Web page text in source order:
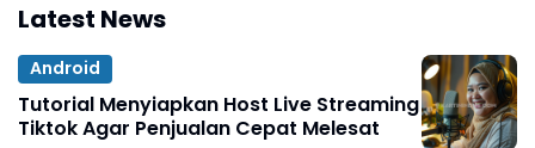
Latest News
Android
Tutorial Menyiapkan Host Live Streaming
Tiktok Agar Penjualan Cepat Melesat